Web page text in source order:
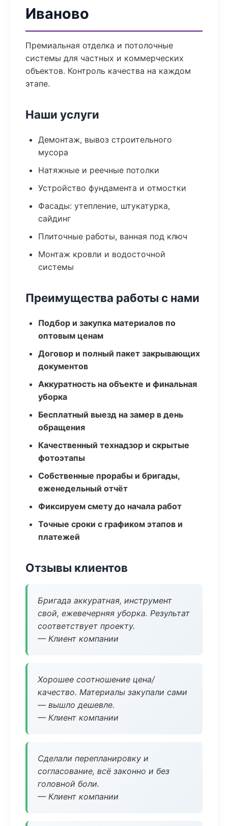
Иваново
Премиальная отделка и потолочные
системы для частных и коммерческих
объектов. Контроль качества на каждом
этапе.
Наши услуги
Демонтаж, вывоз строительного
мусора
Натяжные и реечные потолки
Устройство фундамента и отмостки
Фасады: утепление, штукатурка,
сайдинг
Плиточные работы, ванная под ключ
Монтаж кровли и водосточной
системы
Преимущества работы с нами
Подбор и закупка материалов по
оптовым ценам
Договор и полный пакет закрывающих
документов
Аккуратность на объекте и финальная
уборка
Бесплатный выезд на замер в день
обращения
Качественный технадзор и скрытые
фотоэтапы
Собственные прорабы и бригады,
еженедельный отчёт
Фиксируем смету до начала работ
Точные сроки с графиком этапов и
платежей
Отзывы клиентов
Бригада аккуратная, инструмент
свой, ежевечерняя уборка. Результат
соответствует проекту.
— Клиент компании
Хорошее соотношение цена/
качество. Материалы закупали сами
— вышло дешевле.
— Клиент компании
Сделали перепланировку и
согласование, всё законно и без
головной боли.
— Клиент компании